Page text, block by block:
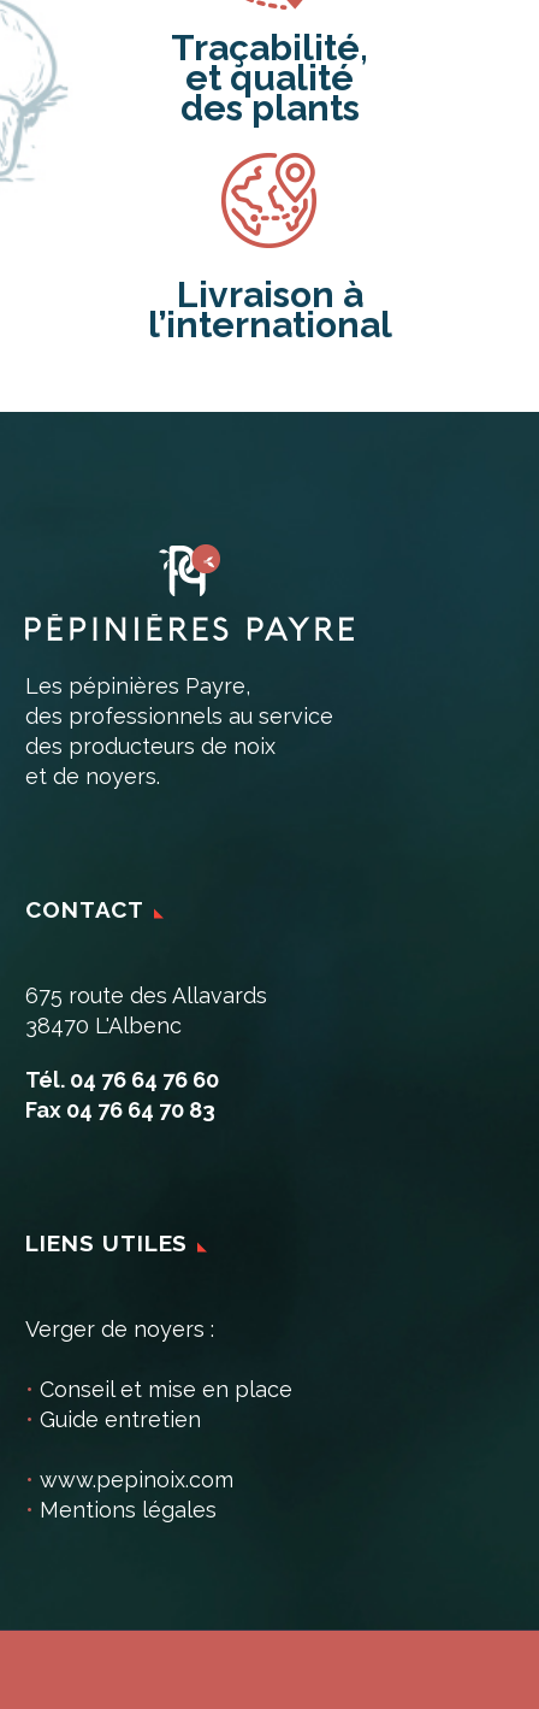
Traçabilité,
et qualité
des plants
Livraison à
l’international
Les pépinières Payre,
des professionnels au service
des producteurs de noix
et de noyers.
CONTACT
675 route des Allavards
38470 L'Albenc
Tél. 04 76 64 76 60
Fax 04 76 64 70 83
LIENS UTILES
Verger de noyers :
• Conseil et mise en place
• Guide entretien
• www.pepinoix.com
• Mentions légales